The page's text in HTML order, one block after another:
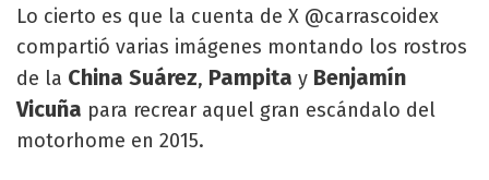
Lo cierto es que la cuenta de X @carrascoidex
compartió varias imágenes montando los rostros
de la China Suárez, Pampita y Benjamín
Vicuña para recrear aquel gran escándalo del
motorhome en 2015.